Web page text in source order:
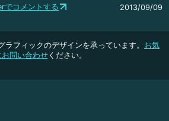
でコメントする 2013/09/09
ラフィックのデザインを承っています。 お気
お問い合わせください。